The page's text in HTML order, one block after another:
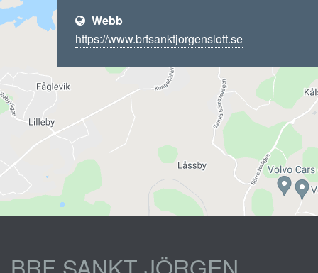
Webb
https://www.brfsanktjorgenslott.se